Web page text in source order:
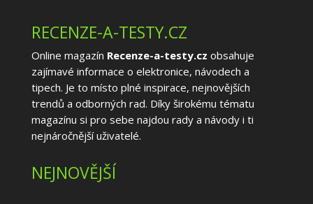
RECENZE-A-TESTY.CZ
Online magazín Recenze-a-testy.cz obsahuje
zajímavé informace o elektronice, návodech a
tipech. Je to místo plné inspirace, nejnovějších
trendů a odborných rad. Díky širokému tématu
magazínu si pro sebe najdou rady a návody i ti
nejnáročnější uživatelé.
NEJNOVĚJŠÍ